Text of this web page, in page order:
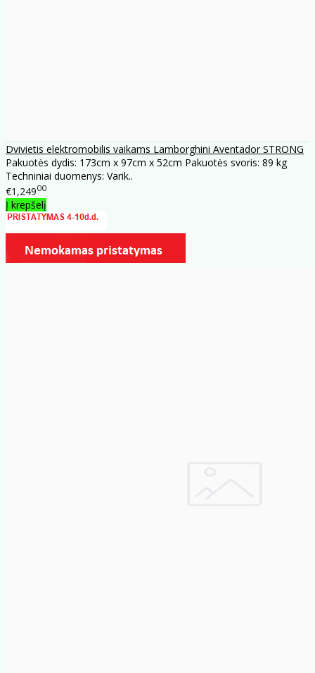
Dvivietis elektromobilis vaikams Lamborghini Aventador STRONG
Pakuotės dydis: 173cm x 97cm x 52cm Pakuotės svoris: 89 kg
Techniniai duomenys: Varik..
€1,24900
Į krepšelį